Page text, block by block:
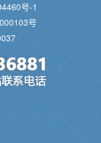
号-1
号